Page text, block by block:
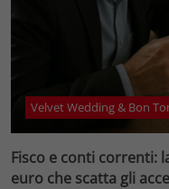
Velvet Wedding & Bon
Fisco e conti correnti:
euro che scatta gli